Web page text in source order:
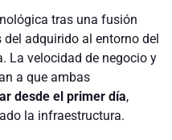
tras una fusión
adquirido al entorno del
La velocidad de negocio y
a que ambas
desde el primer día,
la infraestructura.